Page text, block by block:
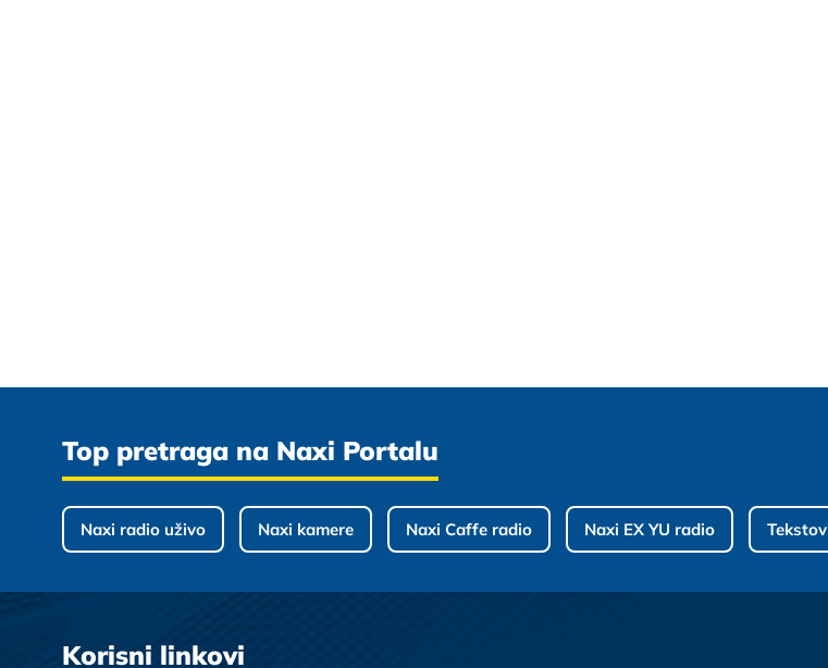
Top pretraga na Naxi Portalu
Naxi radio uživo Naxi kamere Naxi Caffe radio Naxi EX YU radio
Korisni linkovi